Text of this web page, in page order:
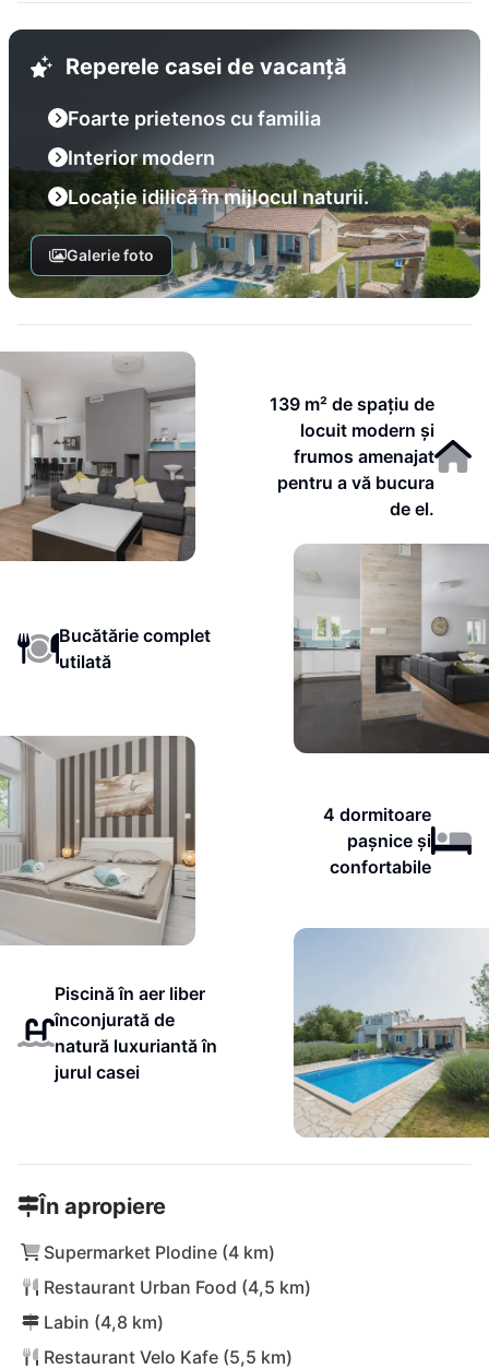
Reperele casei de vacanță
Foarte prietenos cu familia
Interior modern
Locație idilică în mijlocul naturii.
Galerie foto
139 m² de spațiu de
locuit modern și
frumos amenajat
pentru a vă bucura
de el.
Bucătărie complet
utilată
4 dormitoare
pașnice și
confortabile
Piscină în aer liber
înconjurată de
natură luxuriantă în
jurul casei
În apropiere
Supermarket Plodine (4 km)
Restaurant Urban Food (4,5 km)
Labin (4,8 km)
Restaurant Velo Kafe (5,5 km)